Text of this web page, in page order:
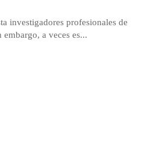
investigadores profesionales de
a veces es...